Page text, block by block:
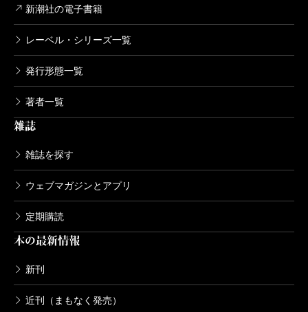
新潮社の電子書籍
レーベル・シリーズ一覧
発行形態一覧
著者一覧
雑誌
雑誌を探す
ウェブマガジンとアプリ
定期購読
本の最新情報
新刊
近刊（まもなく発売）